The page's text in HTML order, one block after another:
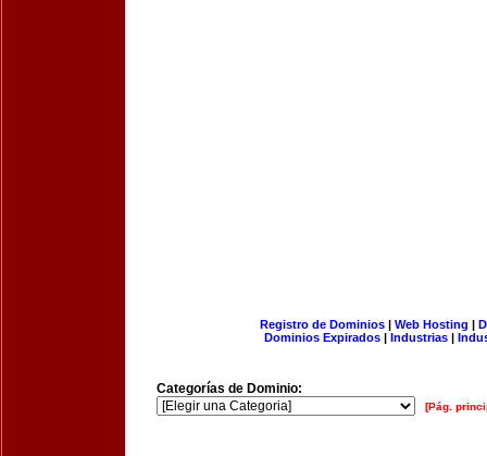
Registro de Dominios| Web Hosting |
Dominios Expirados | Industrias |
Categorías de Dominio:
[Pág.